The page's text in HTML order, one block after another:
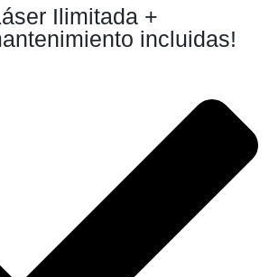
Ilimitada +
incluidas!